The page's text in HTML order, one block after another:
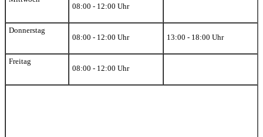
08:00 - 12:00 Uhr
Donnerstag
08:00 - 12:00 Uhr
13:00 - 18:00 Uhr
Freitag
08:00 - 12:00 Uhr